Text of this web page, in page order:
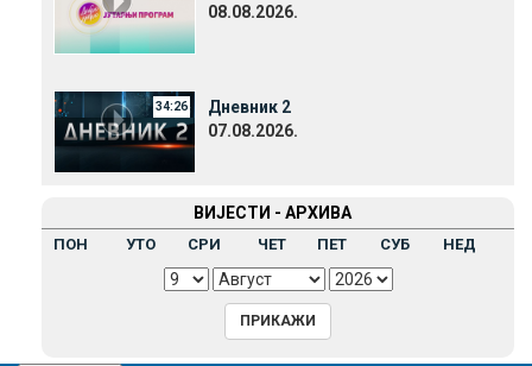
08.08.2026.
34:26
Дневник 2
07.08.2026.
ВИЈЕСТИ - АРХИВА
ПОН УТО СРИ ЧЕТ ПЕТ СУБ НЕД